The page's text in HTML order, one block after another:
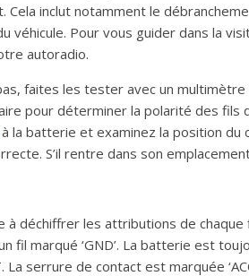
Cela inclut notamment le
véhicule. Pour vous guider dans la
autoradio.
faites les tester avec un
pour déterminer la polarité des fils
à la batterie et examinez la position du
S’il rentre dans son
à déchiffrer les attributions de
fil marqué ‘GND’. La batterie est
serrure de contact est marquée